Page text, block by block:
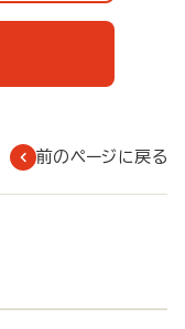
前のページに戻る